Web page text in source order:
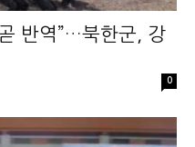
반역”…북한군, 강
0